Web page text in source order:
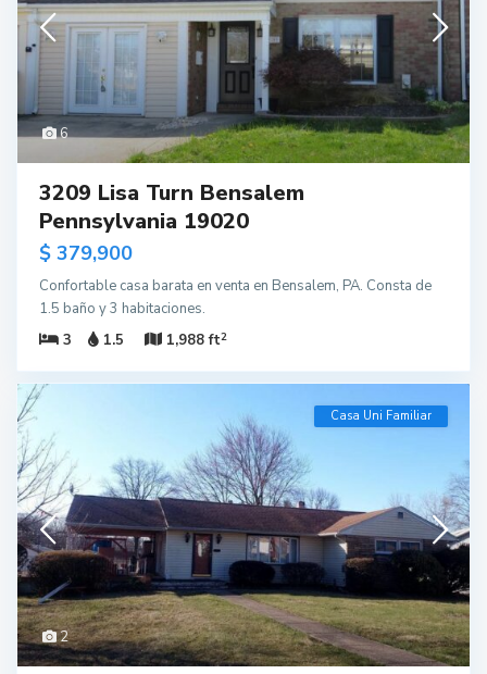
6
3209 Lisa Turn Bensalem
Pennsylvania 19020
$ 379,900
Confortable casa barata en venta en Bensalem, PA. Consta de
1.5 baño y 3 habitaciones.
3
1.5 1,988 ft2
2
Casa Uni Familiar